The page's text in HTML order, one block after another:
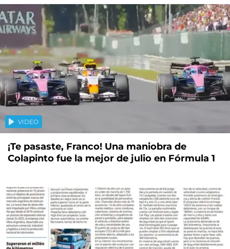
VIDEO
¡Te pasaste, Franco! Una maniobra de
Colapinto fue la mejor de julio en Fórmula 1